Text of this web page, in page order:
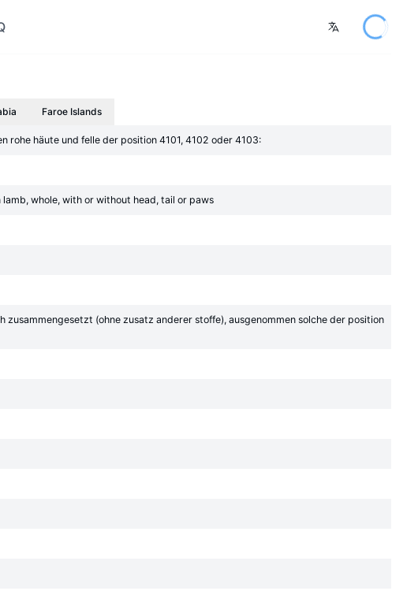
Faroe Islands
rohe häute und felle der position 4101, 4102 oder 4103:
whole, with or without head, tail or paws
(ohne zusatz anderer stoffe), ausgenommen solche der position